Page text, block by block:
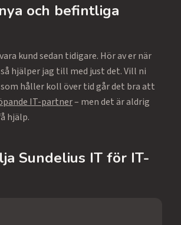
och befintliga
kund sedan tidigare. Hör av er när
hjälper jag till med just det. Vill ni
som håller koll över tid går det bra att
IT-partner– men det är aldrig
hjälp.
Sundelius IT för IT-